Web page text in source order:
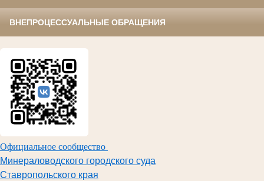
ВНЕПРОЦЕССУАЛЬНЫЕ ОБРАЩЕНИЯ
Официальное сообщество
Минераловодского городского суда
Ставропольского края